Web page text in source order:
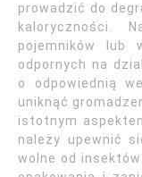
prowadzić do
kaloryczności.
pojemników lub
odpornych na
o odpowiednią
uniknąć
istotnym
należy upewnić
wolne od